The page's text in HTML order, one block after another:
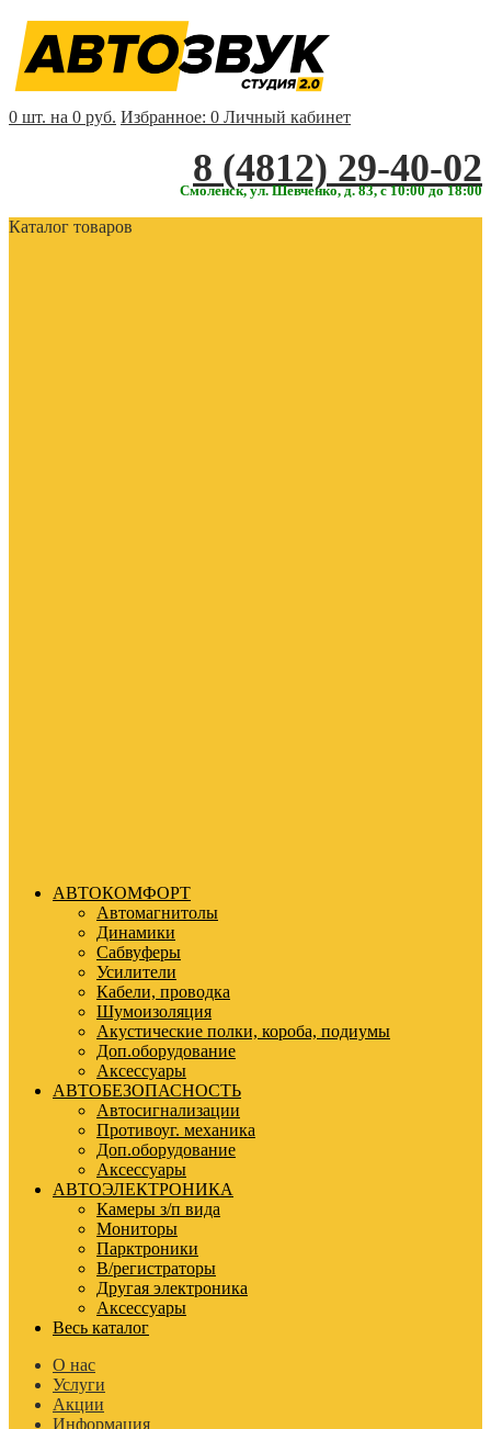
0 шт. на 0 руб. Избранное: 0 Личный кабинет
‎‎8 (4812) 29-40-02
Смоленск, ул. Шевченко, д. 83, с 10:00 до 18:00
Каталог товаров
АВТОКОМФОРТ
Автомагнитолы
Динамики
Сабвуферы
Усилители
Кабели, проводка
Шумоизоляция
Акустические полки, короба, подиумы
Доп.оборудование
Аксессуары
АВТОБЕЗОПАСНОСТЬ
Автосигнализации
Противоуг. механика
Доп.оборудование
Аксессуары
АВТОЭЛЕКТРОНИКА
Камеры з/п вида
Мониторы
Парктроники
В/регистраторы
Другая электроника
Аксессуары
Весь каталог
О нас
Услуги
Акции
Информация